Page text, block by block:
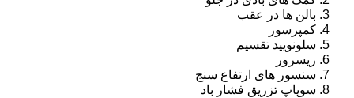
بالن ها در عقب
کمپرسور
سلونویید تقسیم
ریسرور
سنسور های ارتفاع سنج
سوپاپ تزریق فشار باد